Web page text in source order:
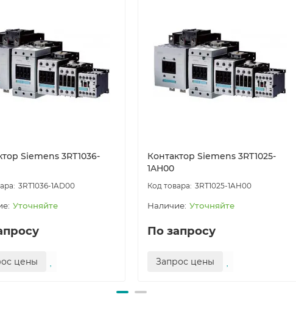
Siemens 3RT1036-
3RT1036-1AD00
Уточняйте
цены
Контактор Siemens 3RT1025-
1AH00
3RT1025-1AH00
Уточняйте
По запросу
Запрос цены